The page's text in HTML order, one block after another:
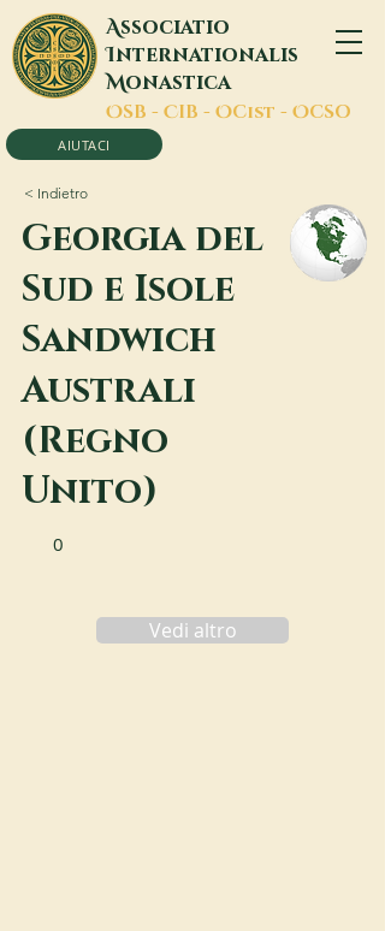
Associatio
Internationalis
Monastica
OSB - CIB - OCist - OCSO
AIUTACI
< Indietro
Georgia del
Sud e Isole
Sandwich
Australi
(Regno
Unito)
0
Vedi altro